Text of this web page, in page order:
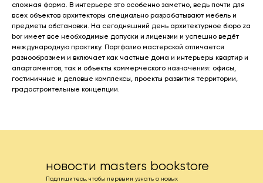
сложная форма. В интерьере это особенно заметно, ведь почти для
всех объектов архитекторы специально разрабатывают мебель и
предметы обстановки. На сегодняшний день архитектурное бюро za
bor имеет все необходимые допуски и лицензии и успешно ведёт
международную практику. Портфолио мастерской отличается
разнообразием и включает как частные дома и интерьеры квартир и
апартаментов, так и объекты коммерческого назначения: офисы,
гостиничные и деловые комплексы, проекты развития территории,
градостроительные концепции.
новости masters bookstore
Подпишитесь, чтобы первыми узнать о новых